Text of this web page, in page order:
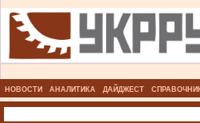
НОВОСТИ АНАЛИТИКА ДАЙДЖЕСТ